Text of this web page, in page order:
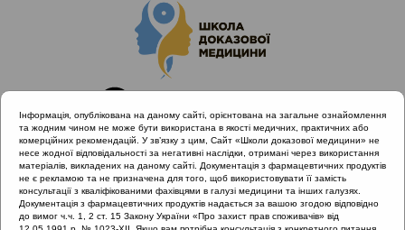
Головна Лектори Попович Василь Іванович
Інформація, опублікована на даному сайті, орієнтована на загальне ознайомлення
та жодним чином не може бути використана в якості медичних, практичних або
комерційних рекомендацій. У зв’язку з цим, Сайт «Школи доказової медицини» не
несе жодної відповідальності за негативні наслідки, отримані через використання
матеріалів, викладених на даному сайті. Документація з фармацевтичних продуктів
не є рекламою та не призначена для того, щоб використовувати її замість
консультації з кваліфікованими фахівцями в галузі медицини та інших галузях.
Документація з фармацевтичних продуктів надається за вашою згодою відповідно
до вимог ч.ч. 1, 2 ст. 15 Закону України «Про захист прав споживачів» від